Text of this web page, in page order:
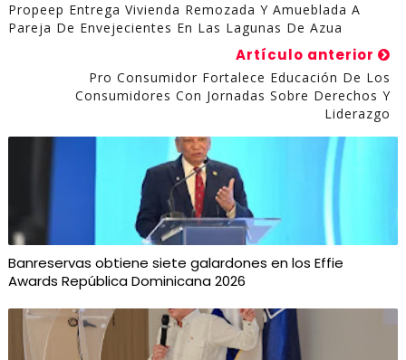
Propeep Entrega Vivienda Remozada Y Amueblada A
Pareja De Envejecientes En Las Lagunas De Azua
Artículo anterior
Pro Consumidor Fortalece Educación De Los
Consumidores Con Jornadas Sobre Derechos Y
Liderazgo
Banreservas obtiene siete galardones en los Effie
Awards República Dominicana 2026